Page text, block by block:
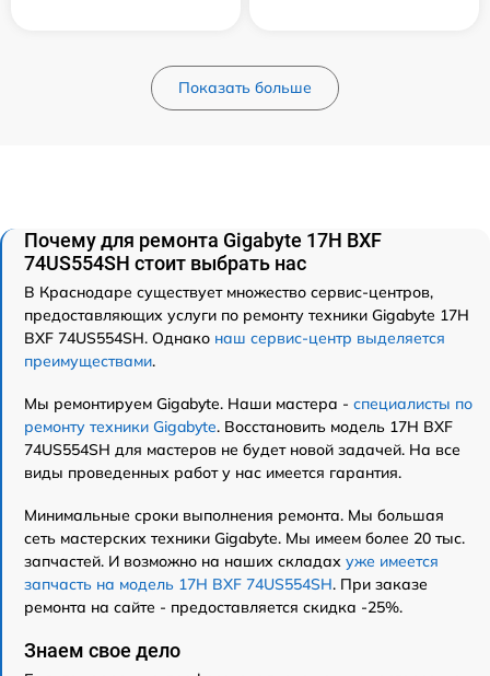
Показать больше
Почему для ремонта Gigabyte 17H BXF
74US554SH стоит выбрать нас
В Краснодаре существует множество сервис-центров,
предоставляющих услуги по ремонту техники Gigabyte 17H
BXF 74US554SH. Однако наш сервис-центр выделяется
преимуществами.
Мы ремонтируем Gigabyte. Наши мастера - специалисты по
ремонту техники Gigabyte. Восстановить модель 17H BXF
74US554SH для мастеров не будет новой задачей. На все
виды проведенных работ у нас имеется гарантия.
Минимальные сроки выполнения ремонта. Мы большая
сеть мастерских техники Gigabyte. Мы имеем более 20 тыс.
запчастей. И возможно на наших складах уже имеется
запчасть на модель 17H BXF 74US554SH. При заказе
ремонта на сайте - предоставляется скидка -25%.
Знаем свое дело